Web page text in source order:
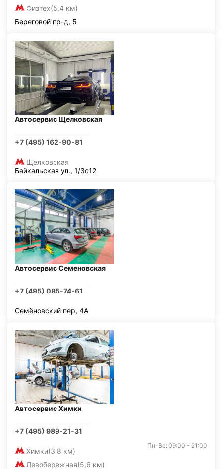
Физтех(5,4 км)
Береговой пр-д, 5
Автосервис Щелковская
+7 (495) 162-90-81
Щелковская
Байкальская ул., 1/3с12
Автосервис Семеновская
+7 (495) 085-74-61
Семёновский пер, 4А
Автосервис Химки
+7 (495) 989-21-31
Химки(3,8 км)
Левобережная(5,6 км)
Пн-Вс: 09:00 - 21:00